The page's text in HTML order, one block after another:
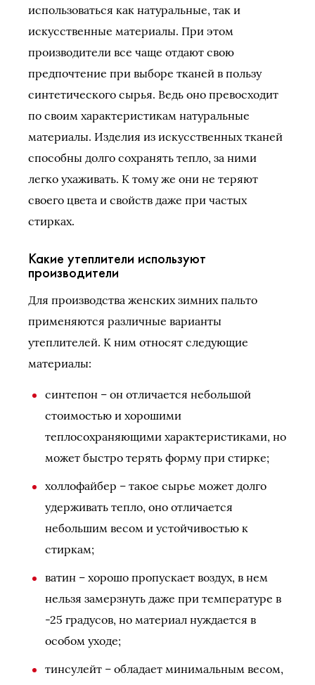
использоваться как натуральные, так и
искусственные материалы. При этом
производители все чаще отдают свою
предпочтение при выборе тканей в пользу
синтетического сырья. Ведь оно превосходит
по своим характеристикам натуральные
материалы. Изделия из искусственных тканей
способны долго сохранять тепло, за ними
легко ухаживать. К тому же они не теряют
своего цвета и свойств даже при частых
стирках.
Какие утеплители используют
производители
Для производства женских зимних пальто
применяются различные варианты
утеплителей. К ним относят следующие
материалы:
синтепон – он отличается небольшой
стоимостью и хорошими
теплосохраняющими характеристиками, но
может быстро терять форму при стирке;
холлофайбер – такое сырье может долго
удерживать тепло, оно отличается
небольшим весом и устойчивостью к
стиркам;
ватин – хорошо пропускает воздух, в нем
нельзя замерзнуть даже при температуре в
-25 градусов, но материал нуждается в
особом уходе;
тинсулейт – обладает минимальным весом,